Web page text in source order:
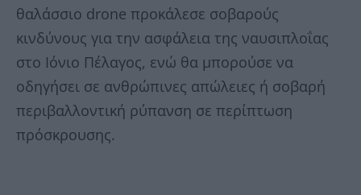
θαλάσσιο drone προκάλεσε σοβαρούς
κινδύνους για την ασφάλεια της ναυσιπλοΐας
στο Ιόνιο Πέλαγος, ενώ θα μπορούσε να
οδηγήσει σε ανθρώπινες απώλειες ή σοβαρή
περιβαλλοντική ρύπανση σε περίπτωση
πρόσκρουσης.